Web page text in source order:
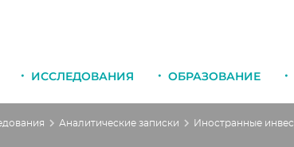
ИССЛЕДОВАНИЯ ОБРАЗОВАНИЕ
Аналитические записки